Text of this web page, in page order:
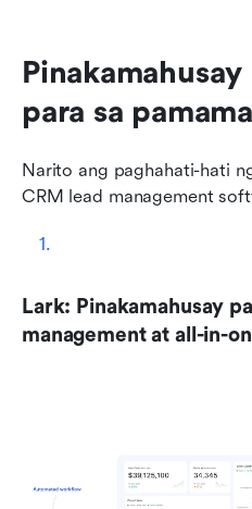
Pinakamahusay
para sa
Narito ang paghahati-hati
CRM lead management
Lark: Pinakamahusay
management at all-in-